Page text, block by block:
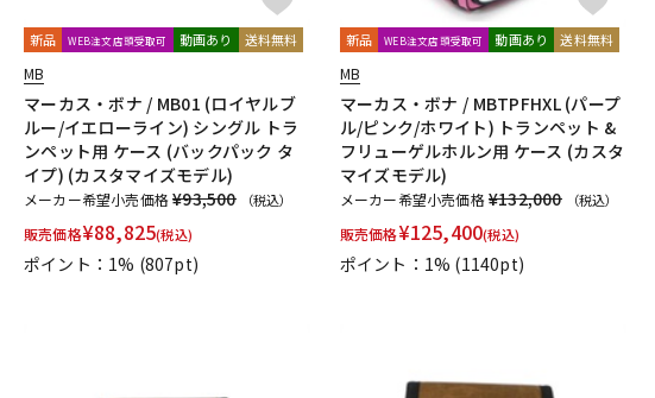
新品 WEB注文店頭受取可 動画あり 送料無料
MB
マーカス・ボナ / MB01 (ロイヤルブ
ルー/イエローライン) シングル トラ
ンペット用 ケース (バックパック タ
イプ) (カスタマイズモデル)
メーカー希望小売価格¥93,500 （税込）
販売価格¥88,825(税込)
ポイント：1% (807pt)
新品 WEB注文店頭受取可 動画あり 送料無料
MB
マーカス・ボナ / MBTPFHXL (パープ
ル/ピンク/ホワイト) トランペット &
フリューゲルホルン用 ケース (カスタ
マイズモデル)
メーカー希望小売価格¥132,000 （税込）
販売価格¥125,400(税込)
ポイント：1% (1140pt)